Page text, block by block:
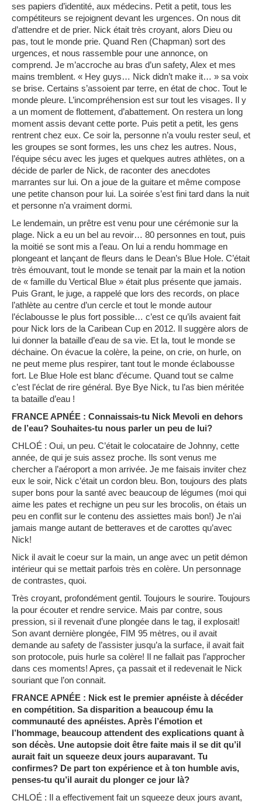
ses papiers d’identité, aux médecins. Petit a petit, tous les
compétiteurs se rejoignent devant les urgences. On nous dit
d’attendre et de prier. Nick était très croyant, alors Dieu ou
pas, tout le monde prie. Quand Ren (Chapman) sort des
urgences, et nous rassemble pour une annonce, on
comprend. Je m’accroche au bras d’un safety, Alex et mes
mains tremblent. « Hey guys… Nick didn’t make it… » sa voix
se brise. Certains s’assoient par terre, en état de choc. Tout le
monde pleure. L’incompréhension est sur tout les visages. Il y
a un moment de flottement, d’abattement. On restera un long
moment assis devant cette porte. Puis petit a petit, les gens
rentrent chez eux. Ce soir la, personne n’a voulu rester seul, et
les groupes se sont formes, les uns chez les autres. Nous,
l’équipe sécu avec les juges et quelques autres athlètes, on a
décide de parler de Nick, de raconter des anecdotes
marrantes sur lui. On a joue de la guitare et même compose
une petite chanson pour lui. La soirée s’est fini tard dans la nuit
et personne n’a vraiment dormi.
Le lendemain, un prêtre est venu pour une cérémonie sur la
plage. Nick a eu un bel au revoir… 80 personnes en tout, puis
la moitié se sont mis a l’eau. On lui a rendu hommage en
plongeant et lançant de fleurs dans le Dean’s Blue Hole. C’était
très émouvant, tout le monde se tenait par la main et la notion
de « famille du Vertical Blue » était plus présente que jamais.
Puis Grant, le juge, a rappelé que lors des records, on place
l’athlète au centre d’un cercle et tout le monde autour
l’éclabousse le plus fort possible… c’est ce qu’ils avaient fait
pour Nick lors de la Caribean Cup en 2012. Il suggère alors de
lui donner la bataille d’eau de sa vie. Et la, tout le monde se
déchaine. On évacue la colère, la peine, on crie, on hurle, on
ne peut meme plus respirer, tant tout le monde éclabousse
fort. Le Blue Hole est blanc d’écume. Quand tout se calme
c’est l’éclat de rire général. Bye Bye Nick, tu l’as bien méritée
ta bataille d’eau !
FRANCE APNÉE : Connaissais-tu Nick Mevoli en dehors
de l’eau? Souhaites-tu nous parler un peu de lui?
CHLOÉ : Oui, un peu. C’était le colocataire de Johnny, cette
année, de qui je suis assez proche. Ils sont venus me
chercher a l’aéroport a mon arrivée. Je me faisais inviter chez
eux le soir, Nick c’était un cordon bleu. Bon, toujours des plats
super bons pour la santé avec beaucoup de légumes (moi qui
aime les pates et rechigne un peu sur les brocolis, on étais un
peu en conflit sur le contenu des assiettes mais bon!) Je n’ai
jamais mange autant de betteraves et de carottes qu’avec
Nick!
Nick il avait le coeur sur la main, un ange avec un petit démon
intérieur qui se mettait parfois très en colère. Un personnage
de contrastes, quoi.
Très croyant, profondément gentil. Toujours le sourire. Toujours
la pour écouter et rendre service. Mais par contre, sous
pression, si il revenait d’une plongée dans le tag, il explosait!
Son avant dernière plongée, FIM 95 mètres, ou il avait
demande au safety de l’assister jusqu’a la surface, il avait fait
son protocole, puis hurle sa colère! Il ne fallait pas l’approcher
dans ces moments! Apres, ça passait et il redevenait le Nick
souriant que l’on connait.
FRANCE APNÉE : Nick est le premier apnéiste à décéder
en compétition. Sa disparition a beaucoup ému la
communauté des apnéistes. Après l’émotion et
l’hommage, beaucoup attendent des explications quant à
son décès. Une autopsie doit être faite mais il se dit qu’il
aurait fait un squeeze deux jours auparavant. Tu
confirmes? De part ton expérience et à ton humble avis,
penses-tu qu’il aurait du plonger ce jour là?
CHLOÉ : Il a effectivement fait un squeeze deux jours avant,